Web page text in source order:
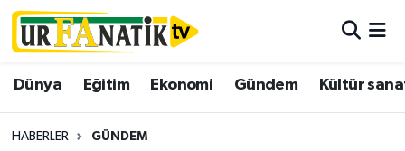
Dünya Eğitim Ekonomi Gündem Kültür
HABERLER GÜNDEM
Trafik Durumu